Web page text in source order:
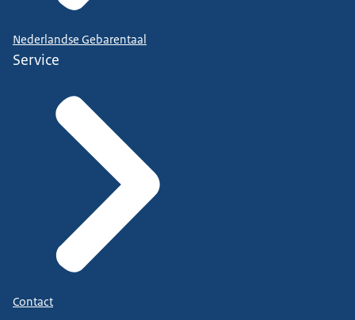
Nederlandse Gebarentaal
Service
Contact